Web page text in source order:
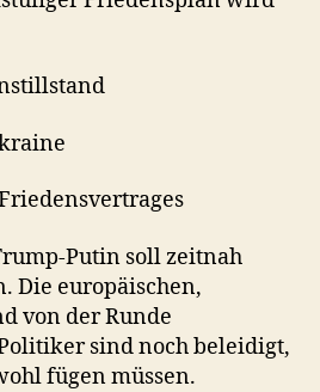
Putin soll zeitnah
Die europäischen,
von der Runde
sind noch beleidigt,
fügen müssen.